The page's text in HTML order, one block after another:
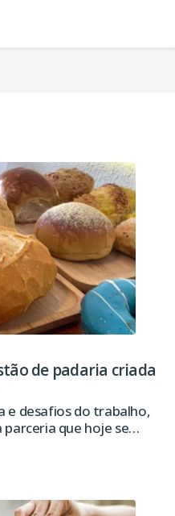
de padaria criada
e desafios do trabalho,
que hoje se